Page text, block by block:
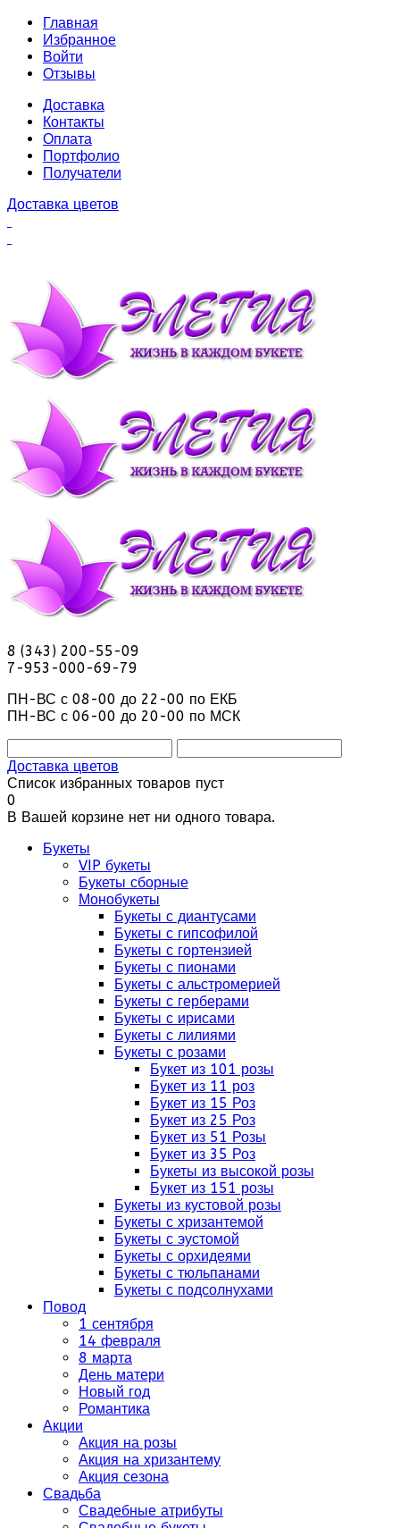
Главная
Избранное
Войти
Отзывы
Доставка
Контакты
Оплата
Портфолио
Получатели
Доставка цветов
8 (343) 200-55-09
7-953-000-69-79
ПН-ВС с 08-00 до 22-00 по ЕКБ
ПН-ВС с 06-00 до 20-00 по МСК
Доставка цветов
Список избранных товаров пуст
0
В Вашей корзине нет ни одного товара.
Букеты
VIP букеты
Букеты сборные
Монобукеты
Букеты с диантусами
Букеты с гипсофилой
Букеты с гортензией
Букеты с пионами
Букеты с альстромерией
Букеты с герберами
Букеты с ирисами
Букеты с лилиями
Букеты с розами
Букет из 101 розы
Букет из 11 роз
Букет из 15 Роз
Букет из 25 Роз
Букет из 51 Розы
Букет из 35 Роз
Букеты из высокой розы
Букет из 151 розы
Букеты из кустовой розы
Букеты с хризантемой
Букеты с эустомой
Букеты с орхидеями
Букеты с тюльпанами
Букеты с подсолнухами
Повод
1 сентября
14 февраля
8 марта
День матери
Новый год
Романтика
Акции
Акция на розы
Акция на хризантему
Акция сезона
Свадьба
Свадебные атрибуты